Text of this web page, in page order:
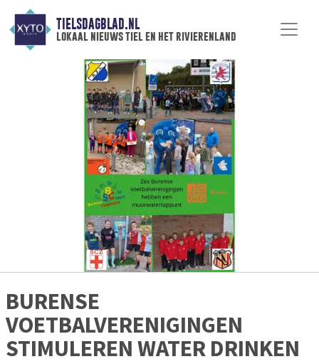
TIELSDAGBLAD.NL
lokaal nieuws tiel en het rivierenland
BURENSE
VOETBALVERENIGINGEN
STIMULEREN WATER DRINKEN